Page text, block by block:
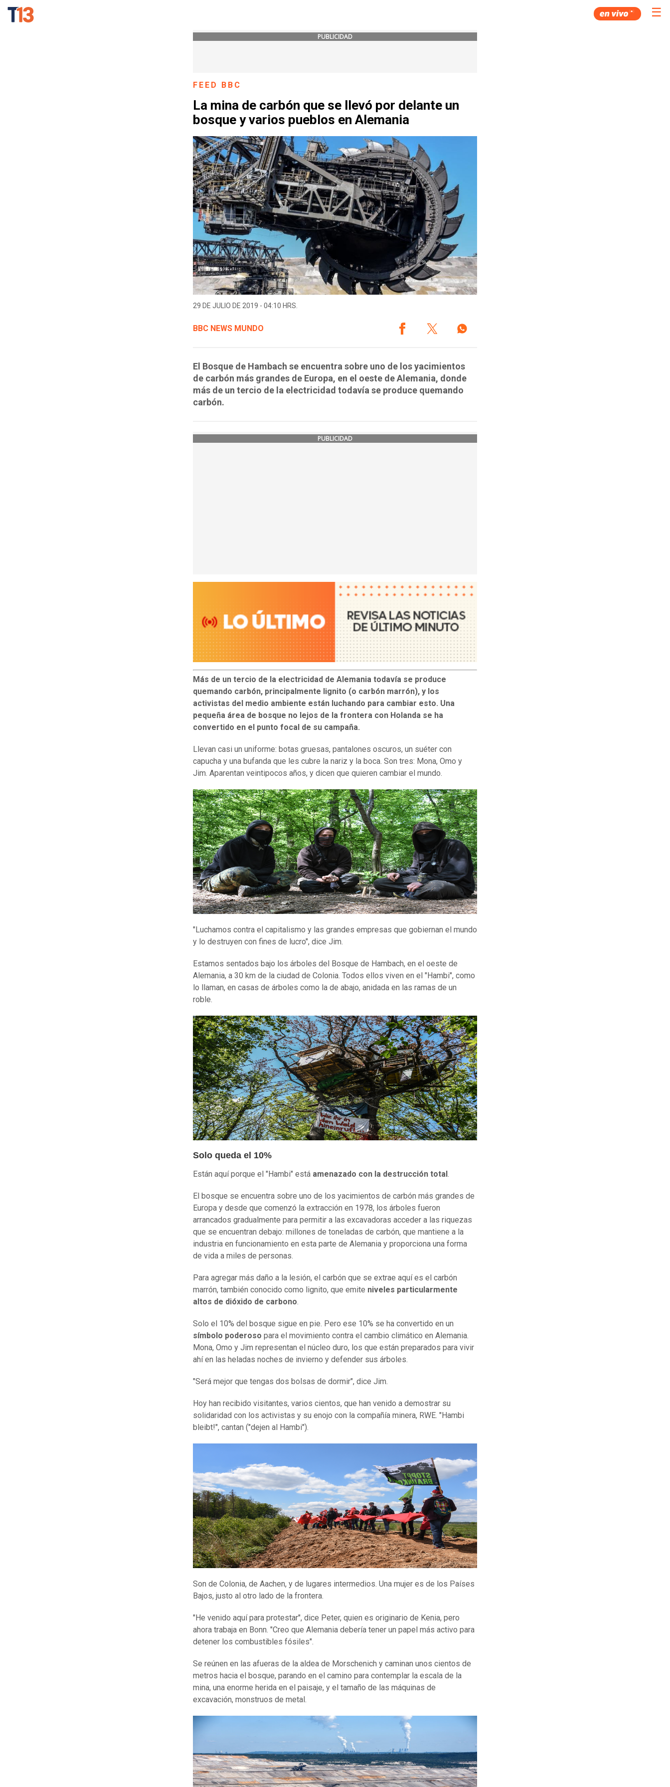
☰
PUBLICIDAD
FEED BBC
La mina de carbón que se llevó por delante un
bosque y varios pueblos en Alemania
29 DE JULIO DE 2019 - 04:10 HRS.
BBC NEWS MUNDO
El Bosque de Hambach se encuentra sobre uno de los yacimientos
de carbón más grandes de Europa, en el oeste de Alemania, donde
más de un tercio de la electricidad todavía se produce quemando
carbón.
PUBLICIDAD
Más de un tercio de la electricidad de Alemania todavía se produce
quemando carbón, principalmente lignito (o carbón marrón), y los
activistas del medio ambiente están luchando para cambiar esto. Una
pequeña área de bosque no lejos de la frontera con H olanda se ha
convertido en el punto focal de su campaña.
Llevan casi un uniforme: botas gruesas, pantalones oscuros, un suéter con
capucha y una bufanda que les cubre la nariz y la boca. Son tres: Mona, Omo y
Jim. Aparentan veintipocos años, y dicen que quieren cambiar el mundo.
"Luchamos contra el capitalismo y las grandes empresas que gobiernan el mundo
y lo destruyen con fines de lucro", dice Jim.
Estamos sentados bajo los árboles del Bosque de Hambach, en el oeste de
Alemania, a 30 km de la ciudad de Colonia. Todos ellos viven en el "Hambi", como
lo llaman, en casas de árboles como la de abajo, anidada en las ramas de un
roble.
Solo queda el 10%
Están aquí porque el "Hambi" está amenazado con la destrucción total .
El bosque se encuentra sobre uno de los yacimientos de carbón más grandes de
Europa y desde que comenzó la extracción en 1978, los árboles fueron
arrancados gradualmente para permitir a las excavadoras acceder a las riquezas
que se encuentran debajo: millones de toneladas de carbón, que mantiene a la
industria en funcionamiento en esta parte de Alemania y proporciona una forma
de vida a miles de personas.
Para agregar más daño a la lesión, el carbón que se extrae aquí es el carbón
marrón, también conocido como lignito, que emite niveles particularmente
altos de dióxido de carbono.
Solo el 10% del bosque sigue en pie. Pero ese 10% se ha convertido en un
símbolo poderoso para el movimiento contra el cambio climático en Alemania.
Mona, Omo y Jim representan el núcleo duro, los que están preparados para vivir
ahí en las heladas noches de invierno y defender sus árboles.
"Será mejor que tengas dos bolsas de dormir", dice Jim.
Hoy han recibido visitantes, varios cientos, que han venido a demostrar su
solidaridad con los activistas y su enojo con la compañía minera, RWE. "Hambi
bleibt!", cantan ("dejen al Hambi").
Son de Colonia, de Aachen, y de lugares intermedios. Una mujer es de los Países
Bajos, justo al otro lado de la frontera.
"He venido aquí para protestar", dice Peter, quien es originario de Kenia, pero
ahora trabaja en Bonn. "Creo que Alemania debería tener un papel más activo para
detener los combustibles fósiles".
Se reúnen en las afueras de la aldea de Morschenich y caminan unos cientos de
metros hacia el bosque, parando en el camino para contemplar la escala de la
mina, una enorme herida en el paisaje, y el tamaño de las máquinas de
excavación, monstruos de metal.